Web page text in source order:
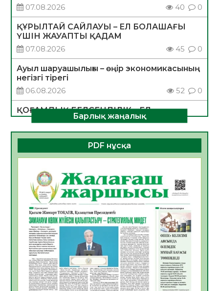
07.08.2026
40 0
ҚҰРЫЛТАЙ САЙЛАУЫ – ЕЛ БОЛАШАҒЫ
ҮШІН ЖАУАПТЫ ҚАДАМ
07.08.2026
45 0
Ауыл шаруашылығы – өңір экономикасының
негізгі тірегі
06.08.2026
52 0
ҚОҒАМДЫҚ БЕЛСЕНДІЛІК – ЕЛ
ДАМУЫНЫҢ НЕГІЗІ
06.08.2026
50 0
ҚҰРЫЛТАЙ САЙЛАУЫ – БОЛАШАҚҚА
06.08.2026
Инфекциялық ауруларға қарсы иммундау
жұмыстарының тиімділігі
06.08.2026
54
Көкжөтел ауруы туралы
06.08.2026
52
АПВ вакцинасы туралы мәлімет
06.08.2026
51
Барлық жаңалық
PDF нұсқа